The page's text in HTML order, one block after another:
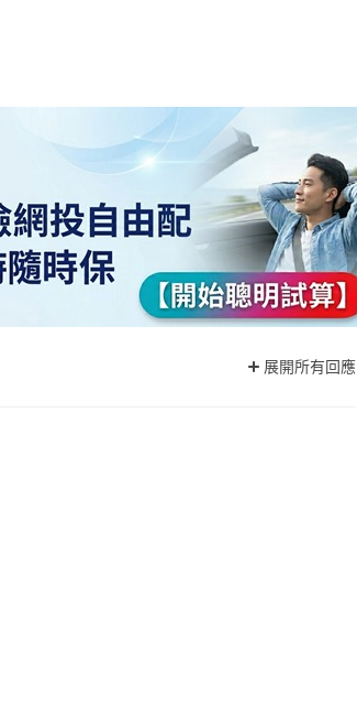
展開所有回應